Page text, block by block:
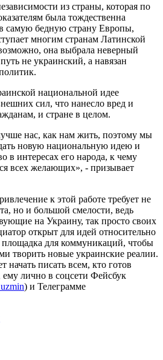
из страны, которая по
была тождественна
самую бедную страну Европы,
многим странам Латинской
она выбрала неверный
не украинский, а навязан
национальной идее
сил, что нанесло вред и
и стране в целом.
нас, как нам жить, поэтому мы
новую национальную идею и
в интересах его народа, к чему
всех желающих», - призывает
к этой работе требует не
но и большой смелости, ведь
на Украину, так просто своих
открыт для идей относительно
площадка для коммуникаций, чтобы
творить новые украинские реалии.
начать писать всем, кто готов
ему лично в соцсети Фейсбук
) и Телеграмме